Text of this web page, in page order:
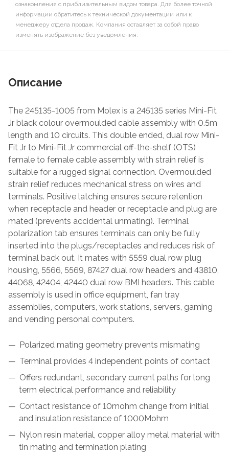
ознакомления с приблизительным видом товара. Для более точной
информации обратитесь к технической документации или к
менеджеру отдела продаж. Компания оставляет за собой право
изменять изображение без уведомления.
Описание
The 245135-1005 from Molex is a 245135 series Mini-Fit
Jr black colour overmoulded cable assembly with 0.5m
length and 10 circuits. This double ended, dual row Mini-
Fit Jr to Mini-Fit Jr commercial off-the-shelf (OTS)
female to female cable assembly with strain relief is
suitable for a rugged signal connection. Overmoulded
strain relief reduces mechanical stress on wires and
terminals. Positive latching ensures secure retention
when receptacle and header or receptacle and plug are
mated (prevents accidental unmating). Terminal
polarization tab ensures terminals can only be fully
inserted into the plugs/receptacles and reduces risk of
terminal back out. It mates with 5559 dual row plug
housing, 5566, 5569, 87427 dual row headers and 43810,
44068, 42404, 42440 dual row BMI headers. This cable
assembly is used in office equipment, fan tray
assemblies, computers, work stations, servers, gaming
and vending personal computers.
Polarized mating geometry prevents mismating
Terminal provides 4 independent points of contact
Offers redundant, secondary current paths for long
term electrical performance and reliability
Contact resistance of 10mohm change from initial
and insulation resistance of 1000Mohm
Nylon resin material, copper alloy metal material with
tin mating and termination plating